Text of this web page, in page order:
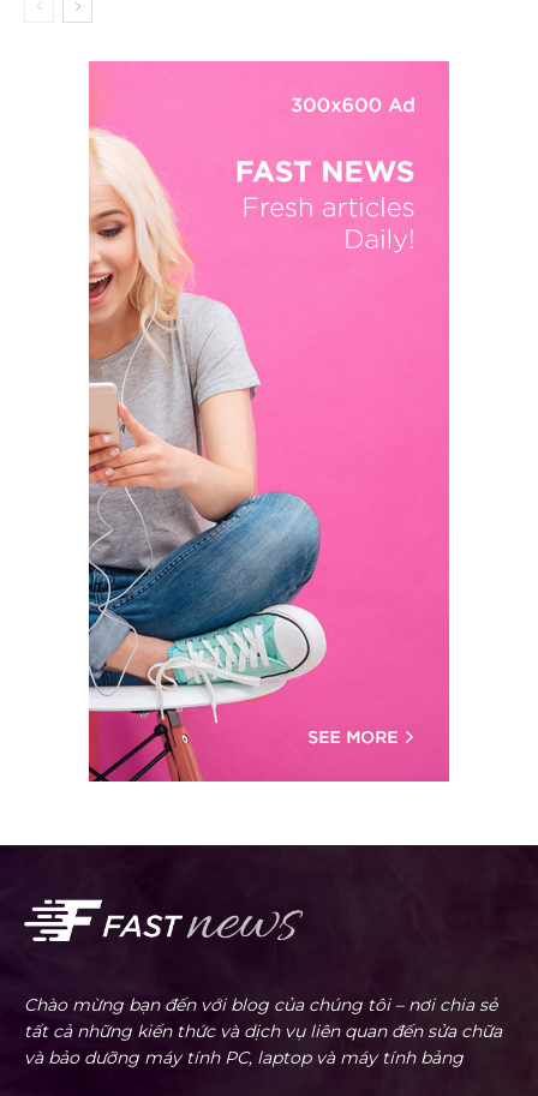
Chào mừng bạn đến với blog của chúng tôi – nơi chia sẻ
tất cả những kiến thức và dịch vụ liên quan đến sửa chữa
và bảo dưỡng máy tính PC, laptop và máy tính bảng